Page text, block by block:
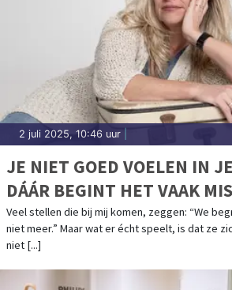
2 juli 2025, 10:46 uur
JE NIET GOED VOELEN IN
DÁÁR BEGINT HET VAAK
Veel stellen die bij mij komen, zeggen: “We
niet meer.” Maar wat er écht speelt, is dat ze
niet [...]